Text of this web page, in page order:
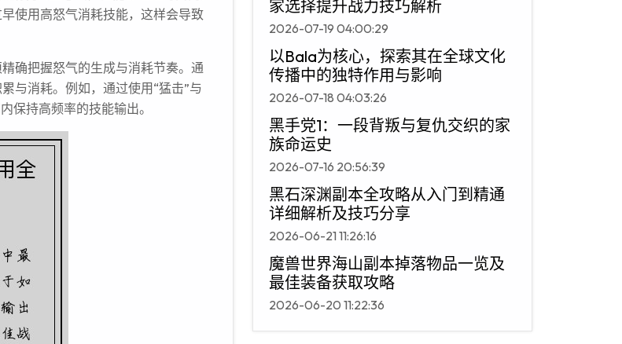
使用高怒气消耗技能，这样会导致
确把握怒气的生成与消耗节奏。通
与消耗。例如，通过使用“猛击”与
保持高频率的技能输出。
家选择提升战力技巧解析
2026-07-19 04:00:29
以Bala为核心，探索其在全球文化
传播中的独特作用与影响
2026-07-18 04:03:26
黑手党1：一段背叛与复仇交织的家
族命运史
2026-07-16 20:56:39
黑石深渊副本全攻略从入门到精通
详细解析及技巧分享
2026-06-21 11:26:16
魔兽世界海山副本掉落物品一览及
最佳装备获取攻略
2026-06-20 11:22:36